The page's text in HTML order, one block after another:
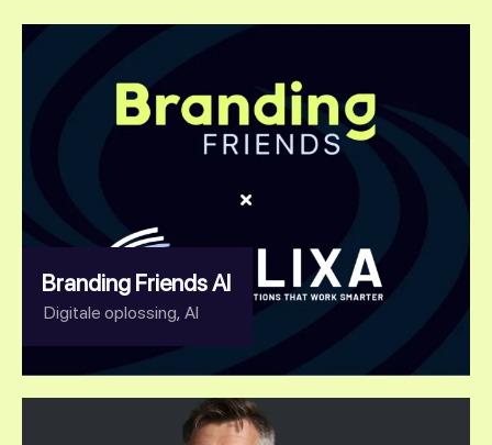
Branding Friends AI
Digitale oplossing, AI